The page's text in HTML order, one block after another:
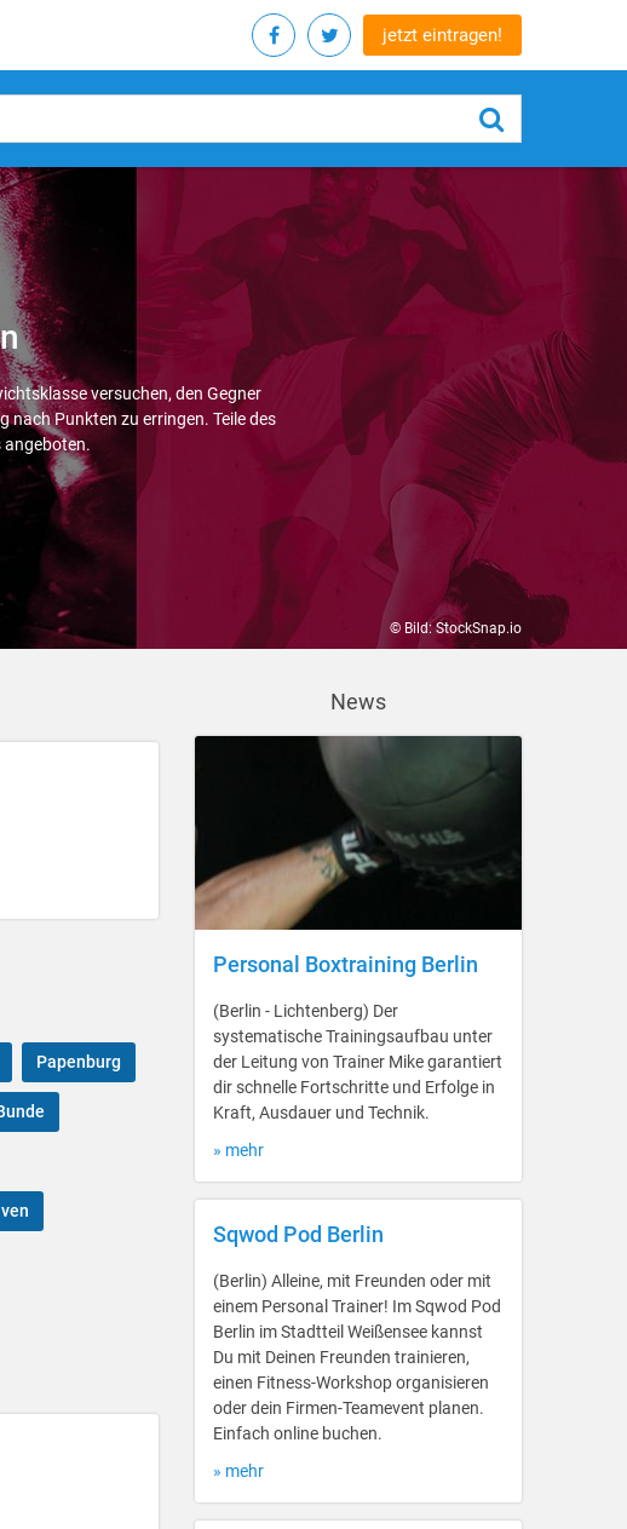
jetzt eintragen!
versuchen, den Gegner
nach Punkten zu erringen. Teile des
© Bild: StockSnap.io
Papenburg
News
Personal Boxtraining Berlin
(Berlin - Lichtenberg) Der
systematische Trainingsaufbau unter
der Leitung von Trainer Mike garantiert
dir schnelle Fortschritte und Erfolge in
Kraft, Ausdauer und Technik.
» mehr
Sqwod Pod Berlin
(Berlin) Alleine, mit Freunden oder mit
einem Personal Trainer! Im Sqwod Pod
Berlin im Stadtteil Weißensee kannst
Du mit Deinen Freunden trainieren,
einen Fitness-Workshop organisieren
oder dein Firmen-Teamevent planen.
Einfach online buchen.
» mehr